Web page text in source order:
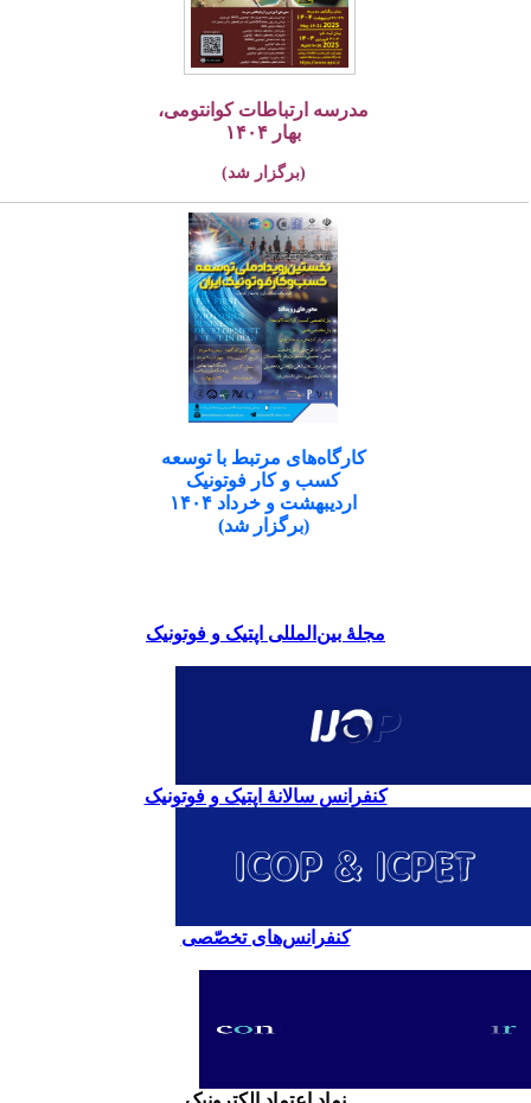
مدرسه ارتباطات کوانتومی،
بهار ۱۴۰۴
(برگزار شد)
کارگاه‌های مرتبط با توسعه
کسب و کار فوتونیک
اردیبهشت و خرداد ۱۴۰۴
(برگزار شد)
مجلۀ بین‌المللی اپتیک و فوتونیک
کنفرانس سالانۀ اپتیک و فوتونیک
کنفرانس‌های تخصّصی